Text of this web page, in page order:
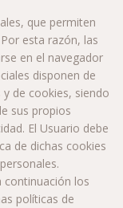
que permiten
esta razón, las
en el navegador
disponen de
de cookies, siendo
sus propios
El Usuario debe
de dichas cookies
continuación los
políticas de